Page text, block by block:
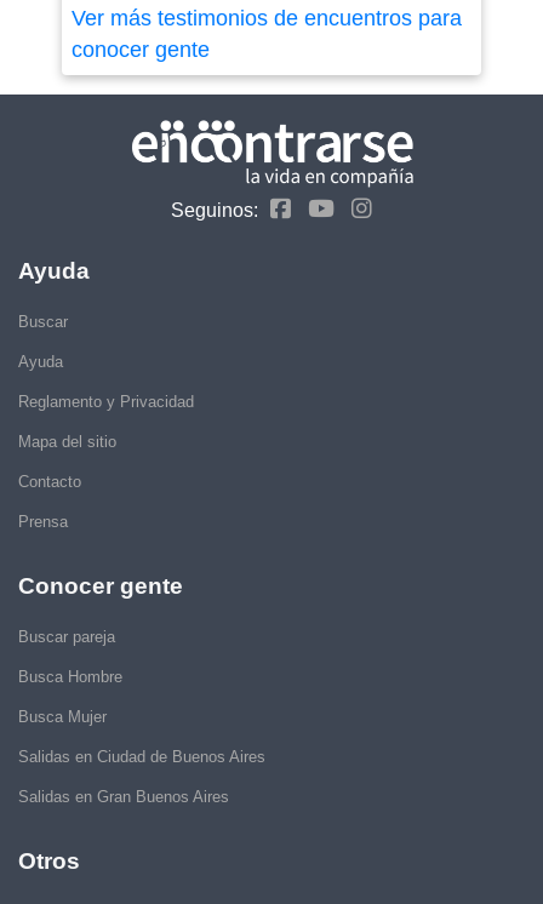
Ver más testimonios de encuentros para
conocer gente
Seguinos:
Ayuda
Buscar
Ayuda
Reglamento y Privacidad
Mapa del sitio
Contacto
Prensa
Conocer gente
Buscar pareja
Busca Hombre
Busca Mujer
Salidas en Ciudad de Buenos Aires
Salidas en Gran Buenos Aires
Otros